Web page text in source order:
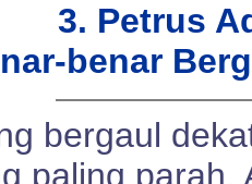
3. Petrus
benar
bergaul
paling parah.